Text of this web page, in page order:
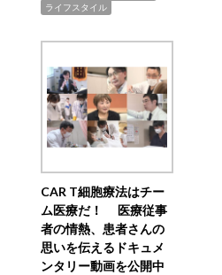
ライフスタイル
CAR T細胞療法はチー
ム医療だ！ 医療従事
者の情熱、患者さんの
思いを伝えるドキュメ
ンタリー動画を公開中